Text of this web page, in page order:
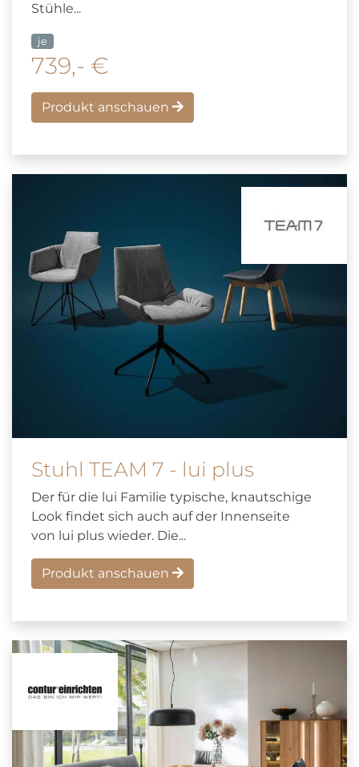
Stühle...
je
739,- €
Produkt anschauen
Stuhl TEAM 7 - lui plus
Der für die lui Familie typische, knautschige
Look findet sich auch auf der Innenseite
von lui plus wieder. Die...
Produkt anschauen